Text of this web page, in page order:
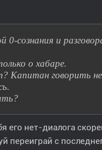
0-сознания и
о хабаре.
Капитан говорить
его нет-диалога
переиграй с